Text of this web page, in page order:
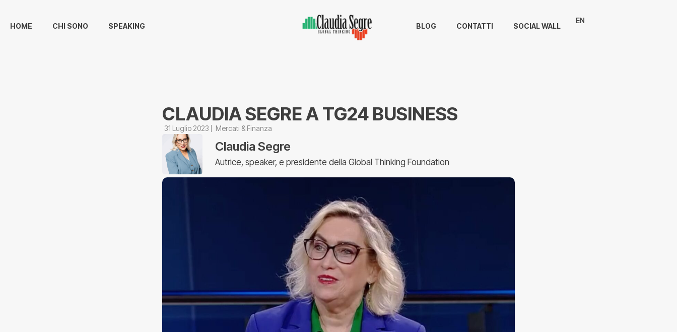
HOME CHI SONO SPEAKING BLOG CONTATTI SOCIAL WALL
EN
CLAUDIA SEGRE A TG24 BUSINESS
31 Luglio 2023 Mercati & Finanza
Claudia Segre
Autrice, speaker, e presidente della Global Thinking Foundation